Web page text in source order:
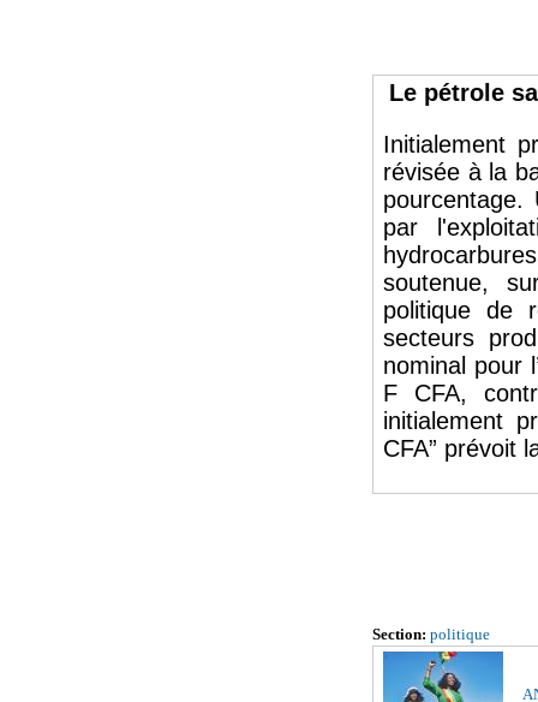
Le pétrole
Initialement
révisée à la
pourcentage.
par
soutenue,
politique de
secteurs
nominal pour
F CFA,
initialement
CFA” prévoit
Section: politique